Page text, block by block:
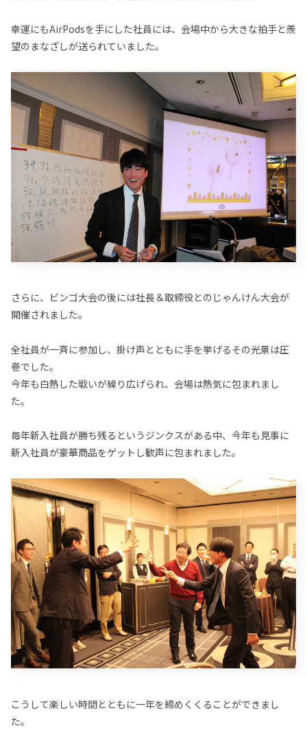
幸運にもAirPodsを手にした社員には、会場中から大きな拍手と羨
望のまなざしが送られていました。
さらに、ビンゴ大会の後には社長＆取締役とのじゃんけん大会が
開催されました。
全社員が一斉に参加し、掛け声とともに手を挙げるその光景は圧
巻でした。
今年も白熱した戦いが繰り広げられ、会場は熱気に包まれまし
た。
毎年新入社員が勝ち残るというジンクスがある中、今年も見事に
新入社員が豪華商品をゲットし歓声に包まれました。
こうして楽しい時間とともに一年を締めくくることができまし
た。